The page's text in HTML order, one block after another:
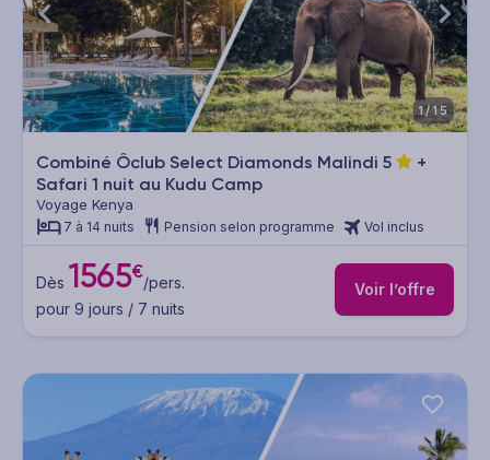
1/15
Combiné Ôclub Select Diamonds Malindi 5
+
Safari 1 nuit au Kudu Camp
Voyage Kenya
7 à 14 nuits Pension selon programme Vol inclus
Dès 1565€/pers.
pour 9 jours / 7 nuits
Voir l’offre